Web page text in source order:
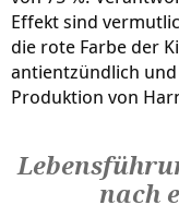
Effekt sind
die rote Farbe der
antientzündlich
Produktion von
nach